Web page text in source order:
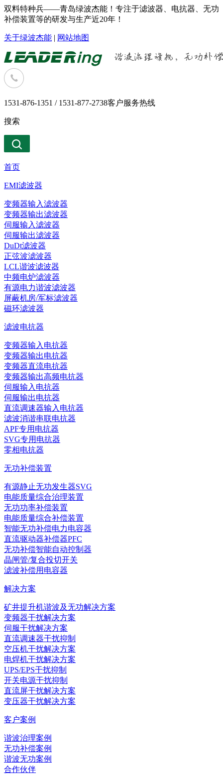
双料特种兵——青岛绿波杰能！专注于滤波器、电抗器、无功
补偿装置等的研发与生产近20年！
关于绿波杰能 | 网站地图
1531-876-1351 / 1531-877-2738客户服务热线
搜索
首页
EMI滤波器
变频器输入滤波器
变频器输出滤波器
伺服输入滤波器
伺服输出滤波器
DuDt滤波器
正弦波滤波器
LCL谐波滤波器
中频电炉滤波器
有源电力谐波滤波器
屏蔽机房/军标滤波器
磁环滤波器
滤波电抗器
变频器输入电抗器
变频器输出电抗器
变频器直流电抗器
变频器输出高频电抗器
伺服输入电抗器
伺服输出电抗器
直流调速器输入电抗器
滤波消谐串联电抗器
APF专用电抗器
SVG专用电抗器
零相电抗器
无功补偿装置
有源静止无功发生器SVG
电能质量综合治理装置
无功功率补偿装置
电能质量综合补偿装置
智能无功补偿电力电容器
直流驱动器补偿器PFC
无功补偿智能自动控制器
晶闸管/复合投切开关
滤波补偿用电容器
解决方案
矿井提升机谐波及无功解决方案
变频器干扰解决方案
伺服干扰解决方案
直流调速器干扰抑制
空压机干扰解决方案
电焊机干扰解决方案
UPS/EPS干扰抑制
开关电源干扰抑制
直流屏干扰解决方案
变压器干扰解决方案
客户案例
谐波治理案例
无功补偿案例
谐波无功案例
合作伙伴